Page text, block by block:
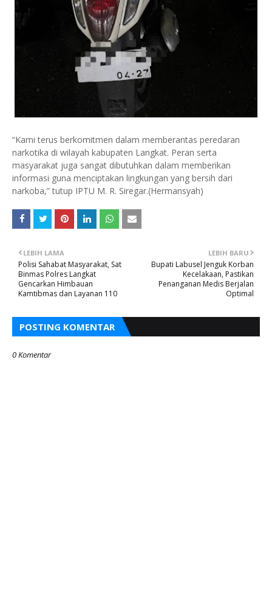
“Kami terus berkomitmen dalam memberantas peredaran
narkotika di wilayah kabupaten Langkat. Peran serta
masyarakat juga sangat dibutuhkan dalam memberikan
informasi guna menciptakan lingkungan yang bersih dari
narkoba,” tutup IPTU M. R. Siregar.(Hermansyah)
LEBIH BARU
Bupati Labusel Jenguk Korban
Kecelakaan, Pastikan
Penanganan Medis Berjalan
Optimal
LEBIH LAMA
Polisi Sahabat Masyarakat, Sat
Binmas Polres Langkat
Gencarkan Himbauan
Kamtibmas dan Layanan 110
POSTING KOMENTAR
0 Komentar